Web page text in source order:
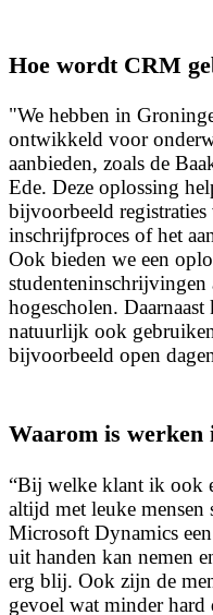
Hoe wordt CRM
"We hebben in
ontwikkeld voor
aanbieden, zoals de
Ede. Deze oplossing
bijvoorbeeld registraties
inschrijfproces of het
Ook bieden we een
studenteninschrijvingen
hogescholen.
natuurlijk ook
bijvoorbeeld open
Waarom is werken
“Bij welke klant ik ook
altijd met leuke mensen
Microsoft Dynamics
uit handen kan nemen
erg blij. Ook zijn de
gevoel wat minder hard